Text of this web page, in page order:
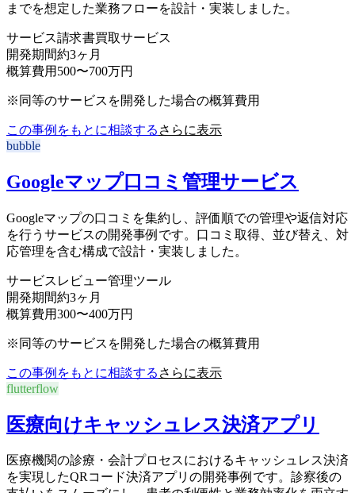
までを想定した業務フローを設計・実装しました。
サービス請求書買取サービス
開発期間約3ヶ月
概算費用 500〜700万円
※同等のサービスを開発した場合の概算費用
この事例をもとに相談する さらに表示
bubble
Googleマップ口コミ管理サービス
Googleマップの口コミを集約し、評価順での管理や返信対応
を行うサービスの開発事例です。口コミ取得、並び替え、対
応管理を含む構成で設計・実装しました。
サービス レビュー管理ツール
開発期間約3ヶ月
概算費用300〜400万円
※同等のサービスを開発した場合の概算費用
この事例をもとに相談する さらに表示
flutterflow
医療向けキャッシュレス決済アプリ
医療機関の診療・会計プロセスにおけるキャッシュレス決済
を実現したQRコード決済アプリの開発事例です。診察後の